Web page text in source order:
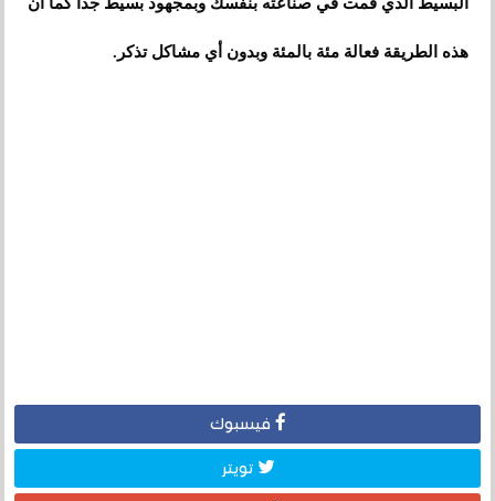
هذه الطريقة فعالة مئة بالمئة وبدون أي مشاكل تذكر.
فيسبوك
تويتر